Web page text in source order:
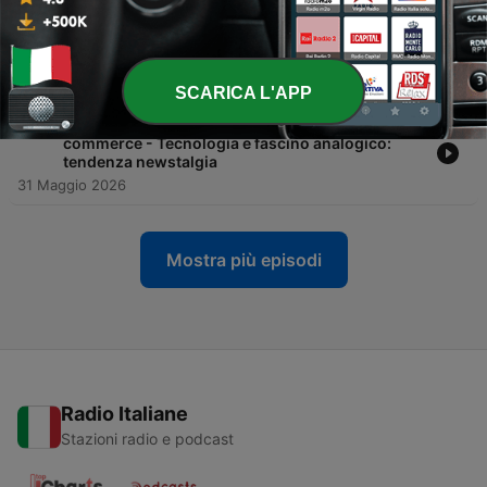
647 - Arriva la newxiety: l'ansia del futuro che blocca
gli acquisti - Restorative beauty: la tendenza che
cambia la skincare
07 Giu 2026
646 - TikTok Shop e la rivoluzione del discovery
commerce - Tecnologia e fascino analogico:
tendenza newstalgia
31 Maggio 2026
Mostra più episodi
Radio Italiane
Stazioni radio e podcast
SCARICA L'APP